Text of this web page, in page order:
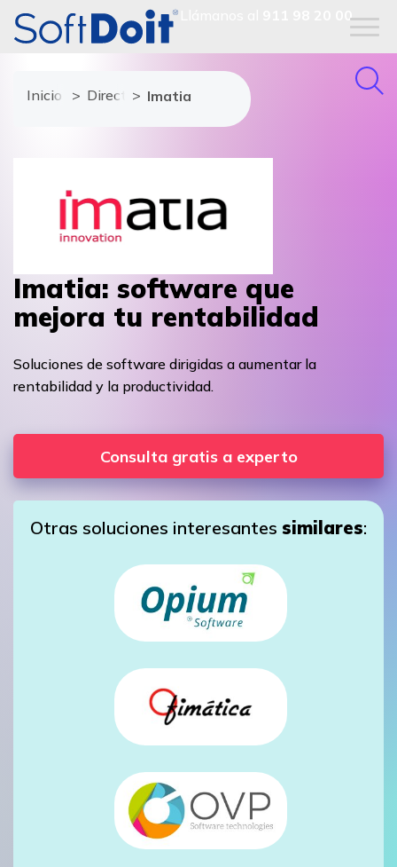
911 98 20 00
Inicio Directorio de proveedores
Imatia
Imatia: software que
mejora tu rentabilidad
Soluciones de software dirigidas a aumentar la
rentabilidad y la productividad.
Consulta gratis a experto
Otras soluciones interesantes similares: